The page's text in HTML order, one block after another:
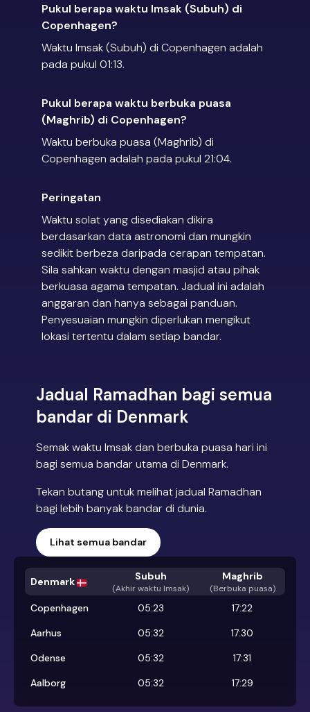
Pukul berapa waktu Imsak (Subuh) di
Copenhagen?
Waktu Imsak (Subuh) di Copenhagen adalah
pada pukul 01:13.
Pukul berapa waktu berbuka puasa
(Maghrib) di Copenhagen?
Waktu berbuka puasa (Maghrib) di
Copenhagen adalah pada pukul 21:04.
Peringatan
Waktu solat yang disediakan dikira
berdasarkan data astronomi dan mungkin
sedikit berbeza daripada cerapan tempatan.
Sila sahkan waktu dengan masjid atau pihak
berkuasa agama tempatan. Jadual ini adalah
anggaran dan hanya sebagai panduan.
Penyesuaian mungkin diperlukan mengikut
lokasi tertentu dalam setiap bandar.
Jadual Ramadhan bagi semua
bandar di Denmark
Semak waktu Imsak dan berbuka puasa hari ini
bagi semua bandar utama di Denmark.
Tekan butang untuk melihat jadual Ramadhan
bagi lebih banyak bandar di dunia.
Lihat semua bandar
Denmark Subuh
(Akhir waktu Imsak)
Maghrib
(Berbuka puasa)
Copenhagen 05:23
17:22
Aarhus
05:32
17:30
Odense
05:32
17:31
Aalborg
05:32 17:29